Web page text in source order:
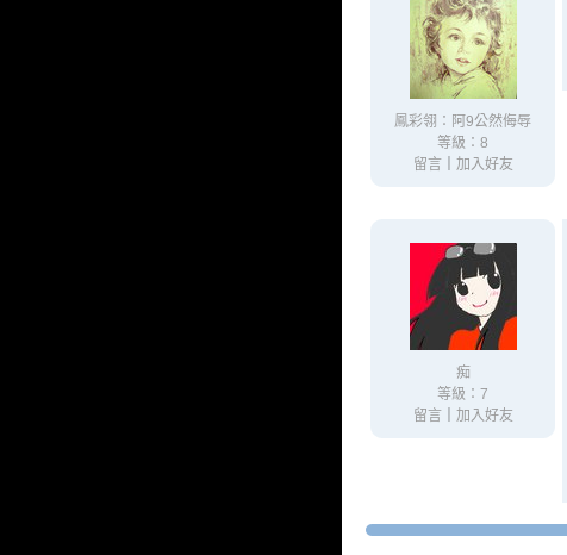
鳳彩翎：阿9公然侮辱
等級：8
留言｜ 加入好友
痴
等級：7
留言｜ 加入好友